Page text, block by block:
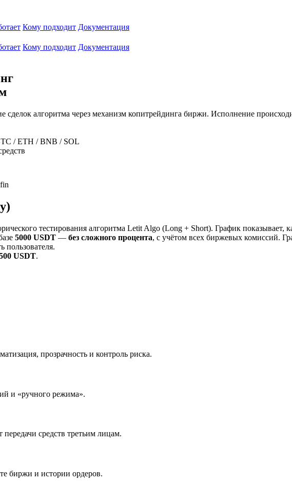
Кому подходит Документация
Кому подходит Документация
сделок алгоритма через механизм копитрейдинга биржи. Исполнение
/ ETH / BNB / SOL
тестирования алгоритма Letit Algo (Long + Short). График показывает,
5000 USDT — без сложного процента, с учётом всех биржевых комиссий.
пользователя.
USDT.
прозрачность и контроль риска.
и «ручного режима».
средств третьим лицам.
биржи и истории ордеров.